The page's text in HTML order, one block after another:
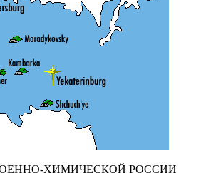
ХИМИЧЕСКОЙ РОССИИ